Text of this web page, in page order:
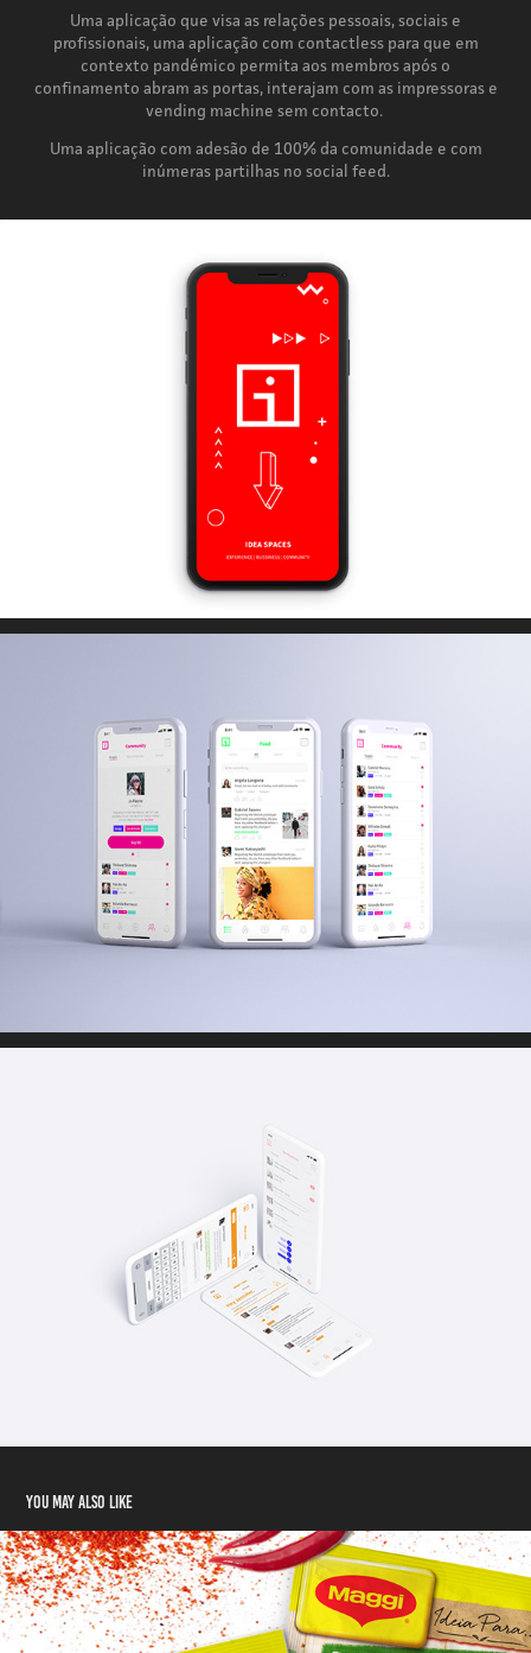
Uma aplicação que visa as relações pessoais, sociais e
profissionais, uma aplicação com contactless para que em
contexto pandémico permita aos membros após o
confinamento abram as portas, interajam com as impressoras e
vending machine sem contacto.
Uma aplicação com adesão de 100% da comunidade e com
inúmeras partilhas no social feed.
You may also like